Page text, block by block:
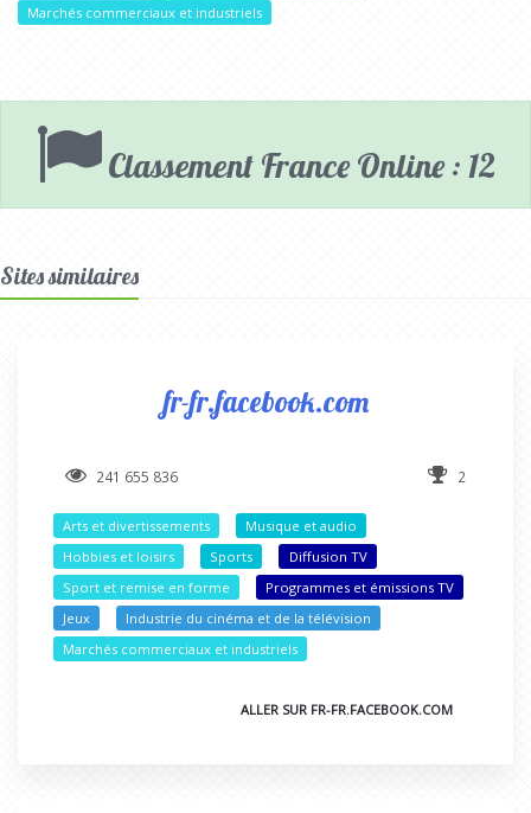
Marchés commerciaux et industriels
Classement France Online : 12
Sites similaires
fr-fr.facebook.com
241 655 836 2
Arts et divertissements
Musique et audio
Hobbies et loisirs
Sports
Diffusion TV
Sport et remise en forme
Programmes et émissions TV
Jeux
Industrie du cinéma et de la télévision
Marchés commerciaux et industriels
ALLER SUR FR-FR.FACEBOOK.COM